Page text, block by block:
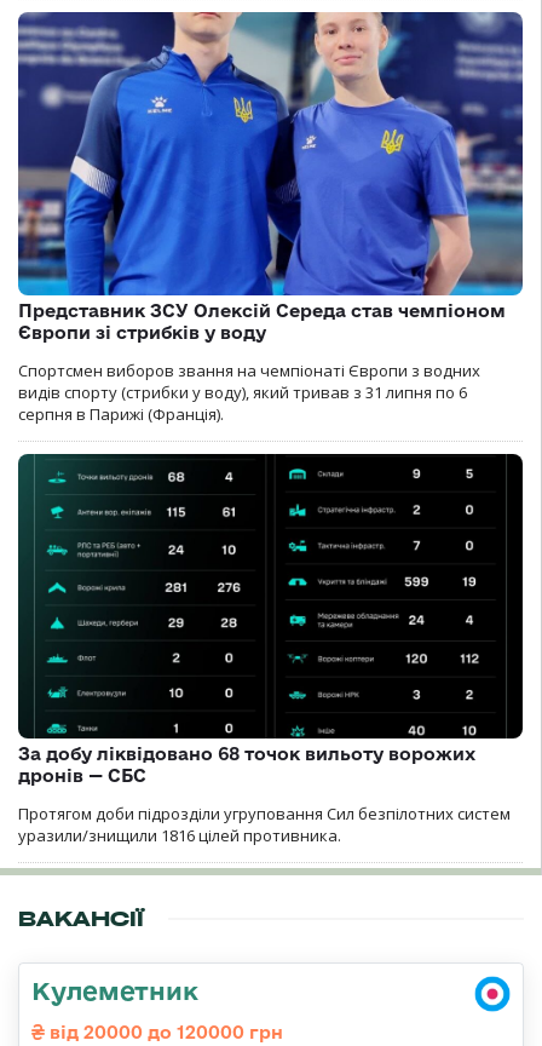
Представник ЗСУ Олексій Середа став чемпіоном
Європи зі стрибків у воду
Спортсмен виборов звання на чемпіонаті Європи з водних
видів спорту (стрибки у воду), який тривав з 31 липня по 6
серпня в Парижі (Франція).
За добу ліквідовано 68 точок вильоту ворожих
дронів — СБС
Протягом доби підрозділи угруповання Сил безпілотних систем
уразили/знищили 1816 цілей противника.
ВАКАНСІЇ
Кулеметник
від 20000 до 120000 грн